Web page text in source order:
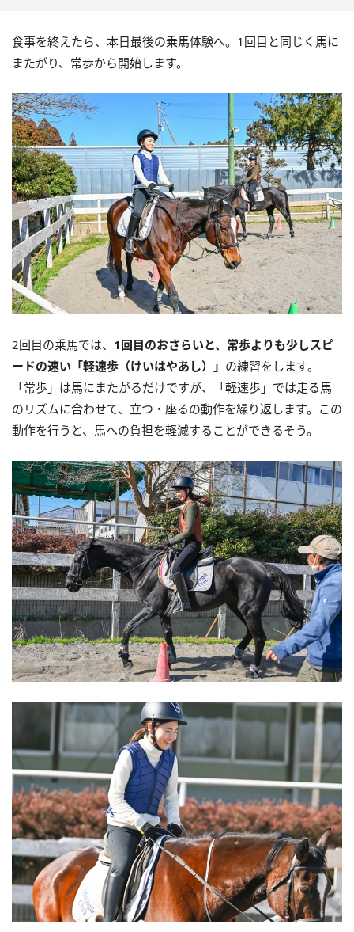
食事を終えたら、本日最後の乗馬体験へ。1回目と同じく馬に
またがり、常歩から開始します。
2回目の乗馬では、 1回目のおさらいと、常歩よりも少しスピ
ードの速い「軽速歩（けいはやあし）」 の練習をします。
「常歩」は馬にまたがるだけですが、「軽速歩」では走る馬
のリズムに合わせて、立つ・座るの動作を繰り返します。この
動作を行うと、馬への負担を軽減することができるそう。